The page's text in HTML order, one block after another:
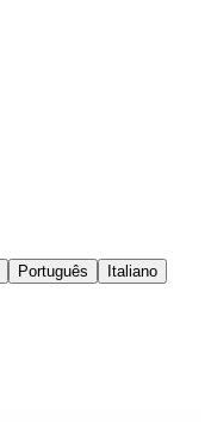
Português
Italiano